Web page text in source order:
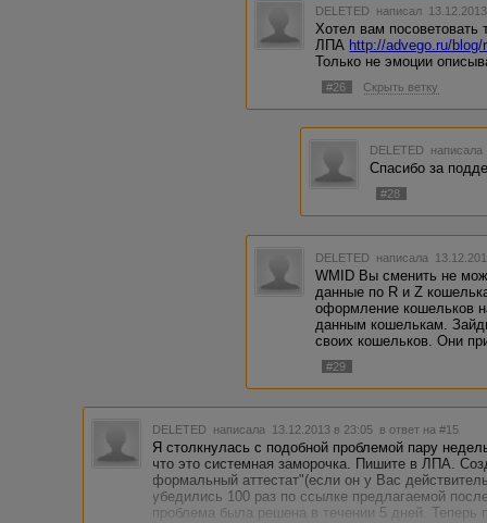
DELETED написал
Хотел вам посоветовать
ЛПА http://advego.ru/
Только не эмоции
#26 Скрыть ветку
DELETED
Спасибо за
#28
DELETED написала
WMID Вы сменить не
данные по R и Z
оформление кошельков
данным кошелькам.
своих кошельков. Они
#29
DELETED написала 13.12.2013 в 23:05 в ответ на #15
Я столкнулась с подобной проблемой пару
что это системная заморочка. Пишите в ЛПА.
формальный аттестат"(если он у Вас
убедились 100 раз по ссылке предлагаемой
проблема была решена в течении 5 дней.